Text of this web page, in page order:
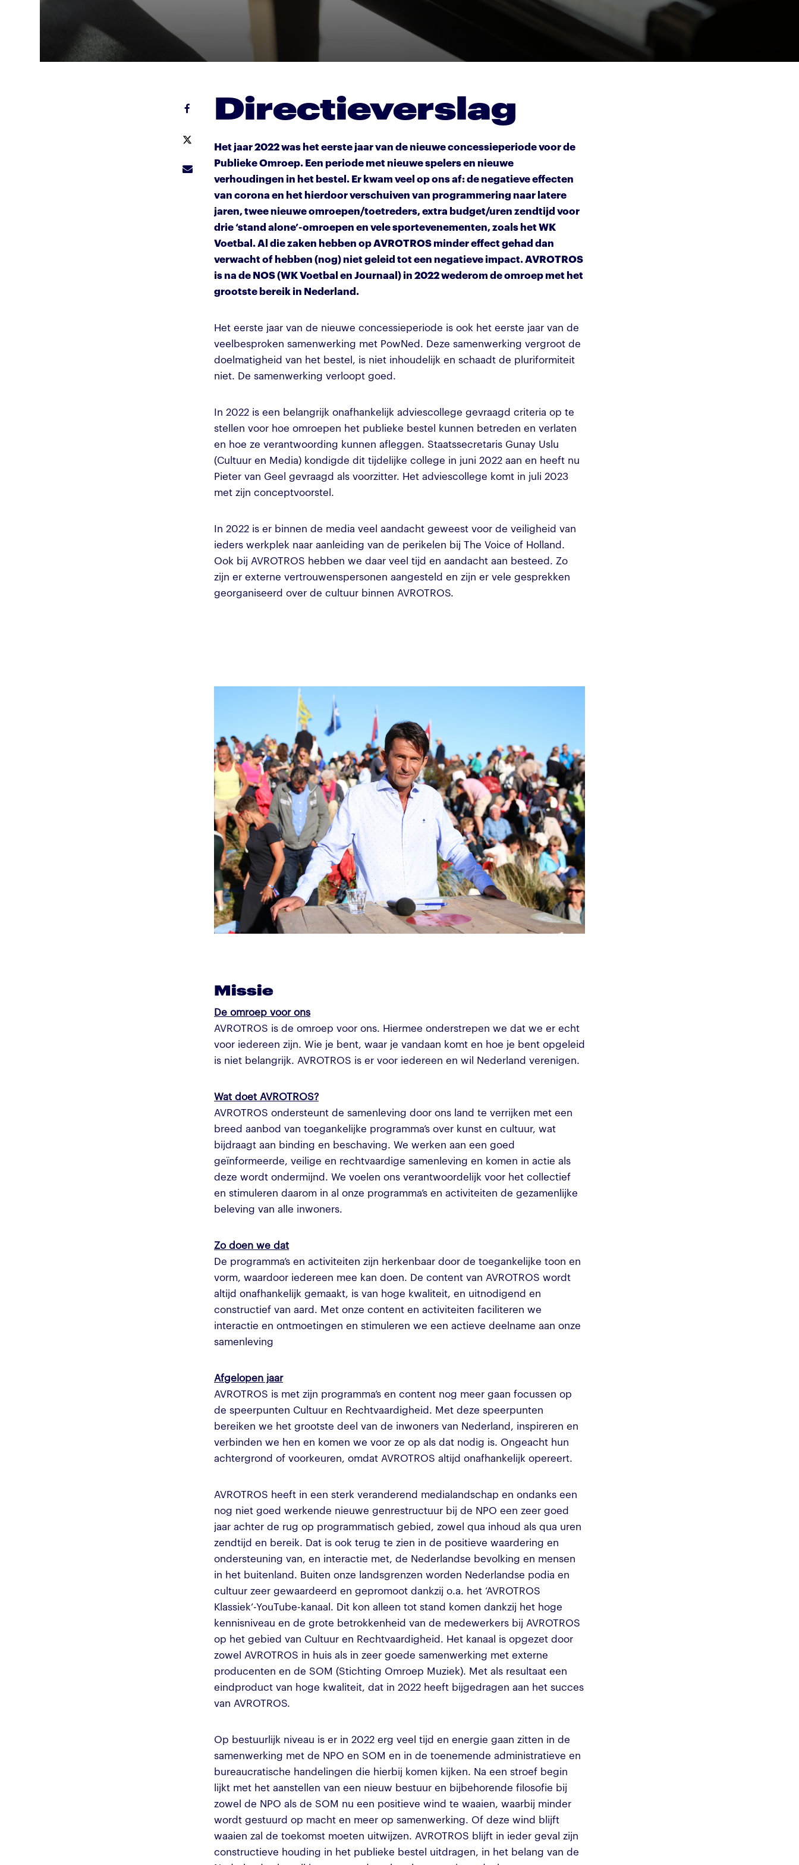
Directieverslag
Het jaar 2022 was het eerste jaar van de nieuwe concessieperiode voor de
Publieke Omroep. Een periode met nieuwe spelers en nieuwe
verhoudingen in het bestel. Er kwam veel op ons af: de negatieve effecten
van corona en het hierdoor verschuiven van programmering naar latere
jaren, twee nieuwe omroepen/toetreders, extra budget/uren zendtijd voor
drie ‘stand alone’-omroepen en vele sportevenementen, zoals het WK
Voetbal. Al die zaken hebben op AVROTROS minder effect gehad dan
verwacht of hebben (nog) niet geleid tot een negatieve impact. AVROTROS
is na de NOS (WK Voetbal en Journaal) in 2022 wederom de omroep met het
grootste bereik in Nederland.
Het eerste jaar van de nieuwe concessieperiode is ook het eerste jaar van de
veelbesproken samenwerking met PowNed. Deze samenwerking vergroot de
doelmatigheid van het bestel, is niet inhoudelijk en schaadt de pluriformiteit
niet. De samenwerking verloopt goed.
In 2022 is een belangrijk onafhankelijk adviescollege gevraagd criteria op te
stellen voor hoe omroepen het publieke bestel kunnen betreden en verlaten
en hoe ze verantwoording kunnen afleggen. Staatssecretaris Gunay Uslu
(Cultuur en Media) kondigde dit tijdelijke college in juni 2022 aan en heeft nu
Pieter van Geel gevraagd als voorzitter. Het adviescollege komt in juli 2023
met zijn conceptvoorstel.
In 2022 is er binnen de media veel aandacht geweest voor de veiligheid van
ieders werkplek naar aanleiding van de perikelen bij The Voice of Holland.
Ook bij AVROTROS hebben we daar veel tijd en aandacht aan besteed. Zo
zijn er externe vertrouwenspersonen aangesteld en zijn er vele gesprekken
georganiseerd over de cultuur binnen AVROTROS.
Missie
De omroep voor ons
AVROTROS is de omroep voor ons. Hiermee onderstrepen we dat we er echt
voor iedereen zijn. Wie je bent, waar je vandaan komt en hoe je bent opgeleid
is niet belangrijk. AVROTROS is er voor iedereen en wil Nederland verenigen.
Wat doet AVROTROS?
AVROTROS ondersteunt de samenleving door ons land te verrijken met een
breed aanbod van toegankelijke programma’s over kunst en cultuur, wat
bijdraagt aan binding en beschaving. We werken aan een goed
geïnformeerde, veilige en rechtvaardige samenleving en komen in actie als
deze wordt ondermijnd. We voelen ons verantwoordelijk voor het collectief
en stimuleren daarom in al onze programma’s en activiteiten de gezamenlijke
beleving van alle inwoners.
Zo doen we dat
De programma’s en activiteiten zijn herkenbaar door de toegankelijke toon en
vorm, waardoor iedereen mee kan doen. De content van AVROTROS wordt
altijd onafhankelijk gemaakt, is van hoge kwaliteit, en uitnodigend en
constructief van aard. Met onze content en activiteiten faciliteren we
interactie en ontmoetingen en stimuleren we een actieve deelname aan onze
samenleving
Afgelopen jaar
AVROTROS is met zijn programma’s en content nog meer gaan focussen op
de speerpunten Cultuur en Rechtvaardigheid. Met deze speerpunten
bereiken we het grootste deel van de inwoners van Nederland, inspireren en
verbinden we hen en komen we voor ze op als dat nodig is. Ongeacht hun
achtergrond of voorkeuren, omdat AVROTROS altijd onafhankelijk opereert.
AVROTROS heeft in een sterk veranderend medialandschap en ondanks een
nog niet goed werkende nieuwe genrestructuur bij de NPO een zeer goed
jaar achter de rug op programmatisch gebied, zowel qua inhoud als qua uren
zendtijd en bereik. Dat is ook terug te zien in de positieve waardering en
ondersteuning van, en interactie met, de Nederlandse bevolking en mensen
in het buitenland. Buiten onze landsgrenzen worden Nederlandse podia en
cultuur zeer gewaardeerd en gepromoot dankzij o.a. het ‘AVROTROS
Klassiek’-YouTube-kanaal. Dit kon alleen tot stand komen dankzij het hoge
kennisniveau en de grote betrokkenheid van de medewerkers bij AVROTROS
op het gebied van Cultuur en Rechtvaardigheid. Het kanaal is opgezet door
zowel AVROTROS in huis als in zeer goede samenwerking met externe
producenten en de SOM (Stichting Omroep Muziek). Met als resultaat een
eindproduct van hoge kwaliteit, dat in 2022 heeft bijgedragen aan het succes
van AVROTROS.
Op bestuurlijk niveau is er in 2022 erg veel tijd en energie gaan zitten in de
samenwerking met de NPO en SOM en in de toenemende administratieve en
bureaucratische handelingen die hierbij komen kijken. Na een stroef begin
lijkt met het aanstellen van een nieuw bestuur en bijbehorende filosofie bij
zowel de NPO als de SOM nu een positieve wind te waaien, waarbij minder
wordt gestuurd op macht en meer op samenwerking. Of deze wind blijft
waaien zal de toekomst moeten uitwijzen. AVROTROS blijft in ieder geval zijn
constructieve houding in het publieke bestel uitdragen, in het belang van de